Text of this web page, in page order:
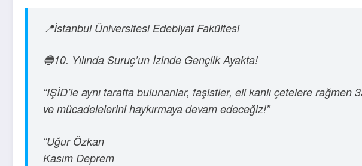
📍İstanbul Üniversitesi Edebiyat Fakültesi
🔵10. Yılında Suruç’un İzinde Gençlik Ayakta!
“IŞİD’le aynı tarafta bulunanlar, faşistler, eli kanlı çetelere rağmen
ve mücadelelerini haykırmaya devam edeceğiz!”
“Uğur Özkan
Kasım Deprem